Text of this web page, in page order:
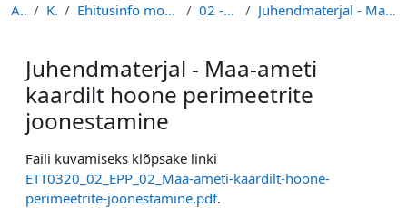
Avaleht Kursused Ehitusinfo modelleerimine (BIM) (EHE011) - R. Puust 02 - Eel- ja põhiprojekt Juhendmaterjal - Maa-ameti kaardilt hoone perimeetrite joonestamine
Juhendmaterjal - Maa-ameti
kaardilt hoone perimeetrite
joonestamine
Lõpetamise nõuded
Faili kuvamiseks klõpsake linki
ETT0320_02_EPP_02_Maa-ameti-kaardilt-hoone-
perimeetrite-joonestamine.pdf.